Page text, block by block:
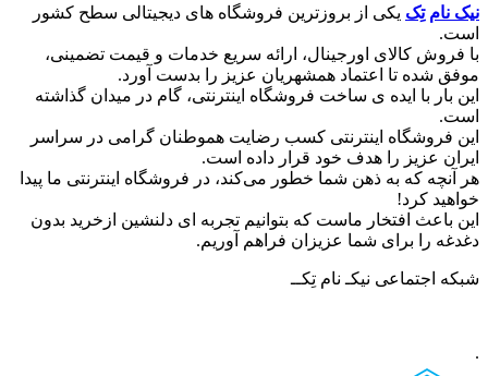
نیک نام تِک یکی از بروزترین فروشگاه های دیجیتالی سطح کشور
است.
با فروش کالای اورجینال، ارائه سریع خدمات و قیمت تضمینی،
موفق شده تا اعتماد همشهریان عزیز را بدست آورد.
این بار با ایده ی ساخت فروشگاه اینترنتی، گام در میدان گذاشته
است.
این فروشگاه اینترنتی کسب رضایت هموطنان گرامی در سراسر
ایران عزیز را هدف خود قرار داده است.
هر آنچه که به ذهن شما خطور می‌کند، در فروشگاه اینترنتی ما پیدا
خواهید کرد!
این باعث افتخار ماست که بتوانیم تجربه ای دلنشین ازخرید بدون
دغدغه را برای شما عزیزان فراهم آوریم.
شبکه‌ اجتماعی نیکـ نام تِکــ
.